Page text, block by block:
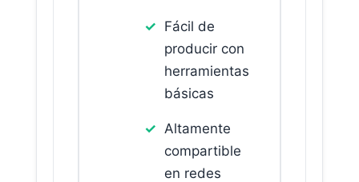
Fácil de
producir con
herramientas
básicas
Altamente
compartible
en redes